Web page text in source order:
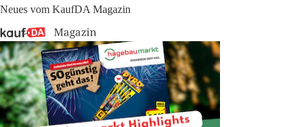
Neues vom KaufDA Magazin